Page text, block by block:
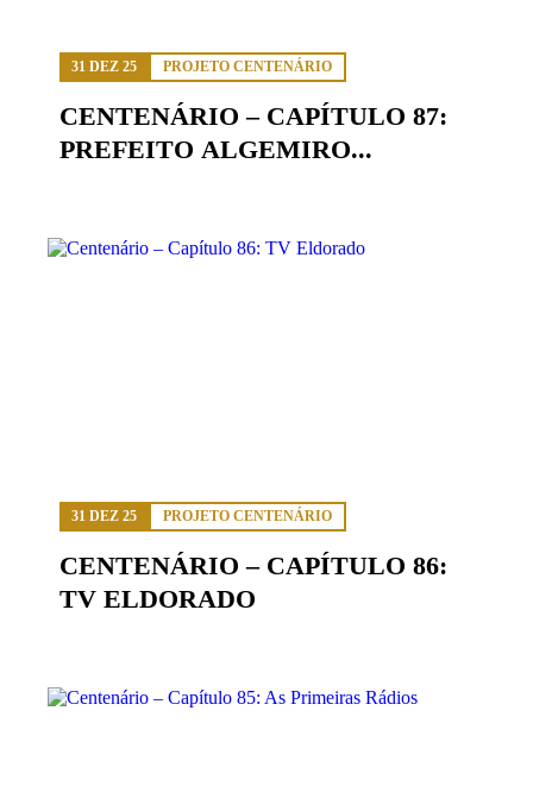
31 DEZ 25 PROJETO CENTENÁRIO
CENTENÁRIO – CAPÍTULO 87:
PREFEITO ALGEMIRO...
31 DEZ 25 PROJETO CENTENÁRIO
CENTENÁRIO – CAPÍTULO 86:
TV ELDORADO